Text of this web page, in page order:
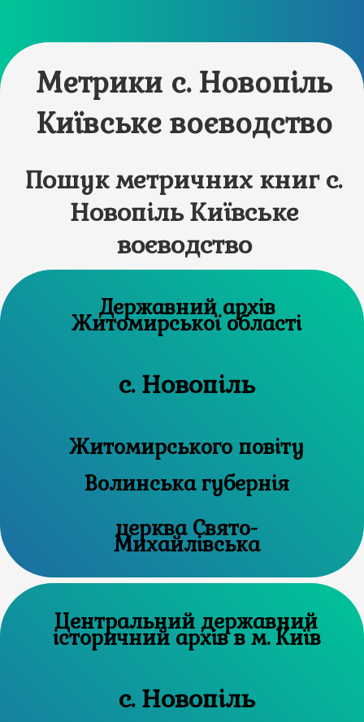
Метрики с. Новопіль
Київське воєводство
Пошук метричних книг с.
Новопіль Київське
воєводство
Державний архів
Житомирської області
с. Новопіль
Житомирського повіту
Волинська губернія
церква Свято-
Михайлівська
Центральний державний
історичний архів в м. Київ
с. Новопіль